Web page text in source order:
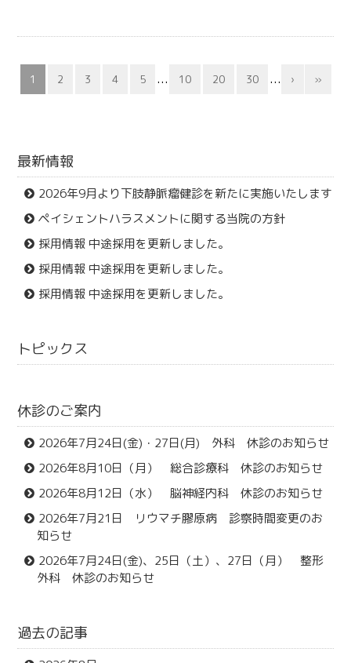
1 2 3 4 5 ... 10 20 30 ... › »
最新情報
2026年9月より下肢静脈瘤健診を新たに実施いたします
ペイシェントハラスメントに関する当院の方針
採用情報 中途採用を更新しました。
採用情報 中途採用を更新しました。
採用情報 中途採用を更新しました。
トピックス
休診のご案内
2026年7月24日(金)・27日(月) 外科 休診のお知らせ
2026年8月10日（月） 総合診療科 休診のお知らせ
2026年8月12日（水） 脳神経内科 休診のお知らせ
2026年7月21日 リウマチ膠原病 診察時間変更のお
知らせ
2026年7月24日(金)、25日（土）、27日（月） 整形
外科 休診のお知らせ
過去の記事